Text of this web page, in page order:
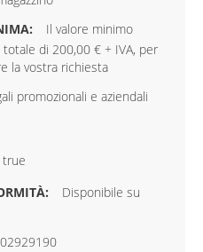
Il valore minimo
di 200,00 € + IVA, per
la vostra richiesta
promozionali e aziendali
true
Disponibile su